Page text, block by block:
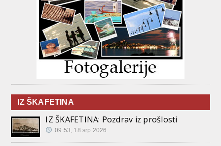
IZ ŠKAFETINA
IZ ŠKAFETINA: Pozdrav iz prošlosti
09:53, 18.srp 2026